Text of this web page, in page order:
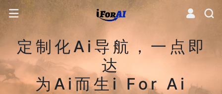
定制化Ai导航，一点即
达
为Ai而生i For Ai